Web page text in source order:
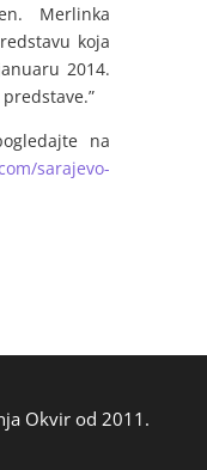
Merlinka
koja
2014.
na
sarajevo-
Okvir od 2011.